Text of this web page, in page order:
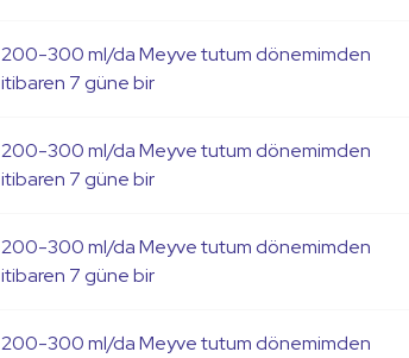
200-300 ml/da Meyve tutum dönemimden
itibaren 7 güne bir
200-300 ml/da Meyve tutum dönemimden
itibaren 7 güne bir
200-300 ml/da Meyve tutum dönemimden
itibaren 7 güne bir
200-300 ml/da Meyve tutum dönemimden